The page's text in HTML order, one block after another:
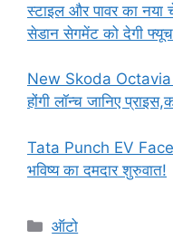
स्टाइल और पावर का
सेडान सेगमेंट को देगी
New Skoda Octavia
होंगी लॉन्च जानिए
Tata Punch EV
भविष्य का दमदार शुरुवात!
Categories
ऑटो